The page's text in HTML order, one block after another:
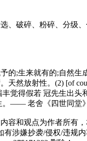
、破碎、粉碎、分级
的;生来就有的;自然生
天然放射性。(2) [of
觉得假若 冠先生出头
。—— 老舍《四世同堂》
内容和观点为作者所有
有涉嫌抄袭/侵权/违规内